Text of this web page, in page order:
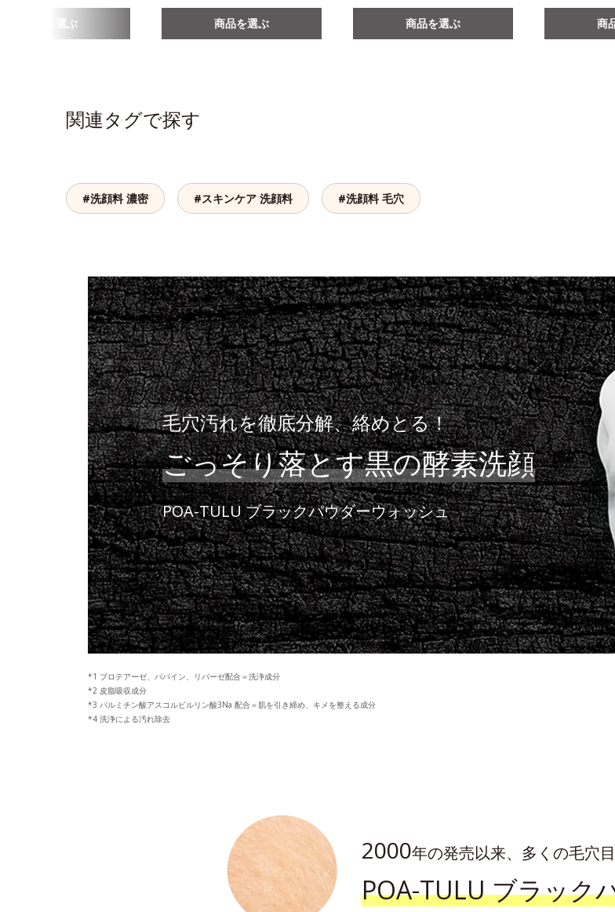
商品を選ぶ 商品を選ぶ 商品を選ぶ 商
関連タグで探す
#洗顔料 濃密 #スキンケア 洗顔料 #洗顔料 毛穴
毛穴汚れを徹底分解、絡めとる！
ごっそり落とす黒の酵素洗顔
POA-TULUブラックパウダーウォッシュ
プロテアーゼ、パパイン、リパーゼ配合＝洗浄成分
皮脂吸収成分
パルミチン酸アスコルビルリン酸3Na 配合＝肌を引き締め、キメを整える成分
洗浄による汚れ除去
2000年の発売以来、 多くの毛穴
POA-TULU ブラック